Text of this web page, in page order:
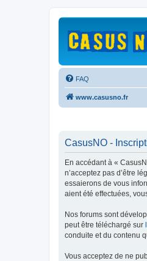
FAQ
www.casusno.fr
CasusNO -
En accédant à «
n’acceptez pas d’être
essaierons de vous
aient été effectuées,
Nos forums sont
peut être téléchargé sur
conduite et du contenu
Vous acceptez de ne